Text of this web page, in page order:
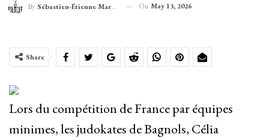
By Sébastien-Étienne Marechal On May 13, 2026
Share
Lors du compétition de France par équipes
minimes, les judokates de Bagnols, Célia